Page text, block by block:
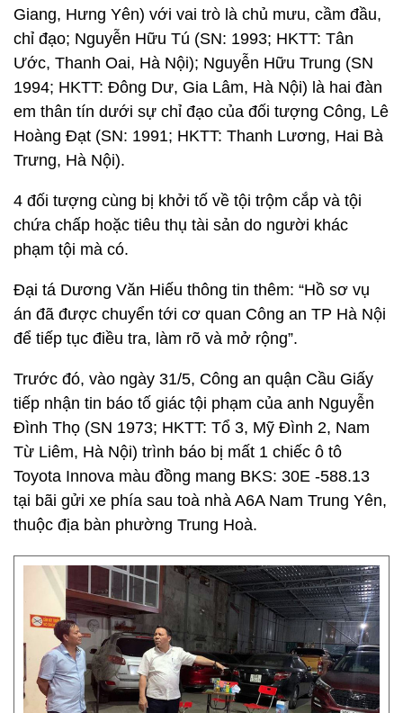
Giang, Hưng Yên) với vai trò là chủ mưu, cầm đầu,
chỉ đạo; Nguyễn Hữu Tú (SN: 1993; HKTT: Tân
Ước, Thanh Oai, Hà Nội); Nguyễn Hữu Trung (SN
1994; HKTT: Đông Dư, Gia Lâm, Hà Nội) là hai đàn
em thân tín dưới sự chỉ đạo của đối tượng Công, Lê
Hoàng Đạt (SN: 1991; HKTT: Thanh Lương, Hai Bà
Trưng, Hà Nội).
4 đối tượng cùng bị khởi tố về tội trộm cắp và tội
chứa chấp hoặc tiêu thụ tài sản do người khác
phạm tội mà có.
Đại tá Dương Văn Hiếu thông tin thêm: “Hồ sơ vụ
án đã được chuyển tới cơ quan Công an TP Hà Nội
để tiếp tục điều tra, làm rõ và mở rộng”.
Trước đó, vào ngày 31/5, Công an quận Cầu Giấy
tiếp nhận tin báo tố giác tội phạm của anh Nguyễn
Đình Thọ (SN 1973; HKTT: Tổ 3, Mỹ Đình 2, Nam
Từ Liêm, Hà Nội) trình báo bị mất 1 chiếc ô tô
Toyota Innova màu đồng mang BKS: 30E -588.13
tại bãi gửi xe phía sau toà nhà A6A Nam Trung Yên,
thuộc địa bàn phường Trung Hoà.